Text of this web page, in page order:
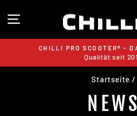
zum
SEITENNAVIGATION
Pause
CHILLI PRO SCOOTER® -
Qualität seit
Startseite /
NEWS